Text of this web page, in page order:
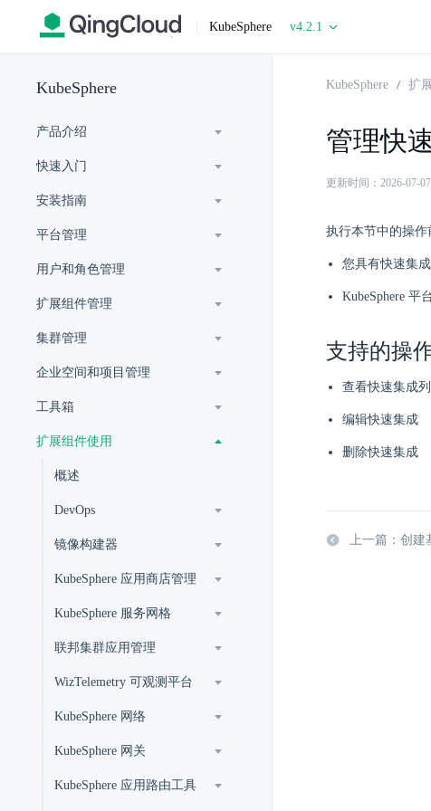
| KubeSphere v4.2.1
KubeSphere
产品介绍
快速入门
安装指南
平台管理
用户和角色管理
扩展组件管理
集群管理
企业空间和项目管理
工具箱
扩展组件使用
概述
DevOps
镜像构建器
KubeSphere 应用商店管理
KubeSphere 服务网格
联邦集群应用管理
WizTelemetry 可观测平台
KubeSphere 网络
KubeSphere 网关
KubeSphere 应用路由工具
KubeSphere 扩
管理快
更新时间：2026-07-
执行本节中的操作
您具有快速集
KubeSphere 平
支持的操
查看快速集成
编辑快速集成
删除快速集成
上一篇：创建